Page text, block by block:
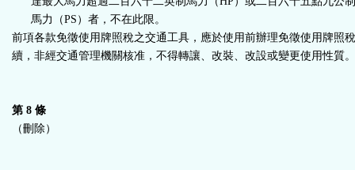
馬力（PS）者，不在此限。
前項各款免徵使用牌照稅之交通工具，應於使用前辦理免徵使用牌照
續，非經交通管理機關核准，不得轉讓、改裝、改設或變更使用性質。
第 8 條
（刪除）